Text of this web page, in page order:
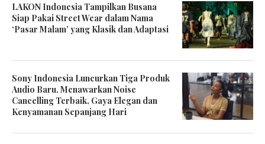
LAKON Indonesia Tampilkan Busana
Siap Pakai Street Wear dalam Nama
‘Pasar Malam’ yang Klasik dan Adaptasi
Sony Indonesia Luncurkan Tiga Produk
Audio Baru, Menawarkan Noise
Cancelling Terbaik, Gaya Elegan dan
Kenyamanan Sepanjang Hari